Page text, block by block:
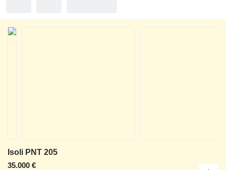
Isoli PNT 205
35.000 €